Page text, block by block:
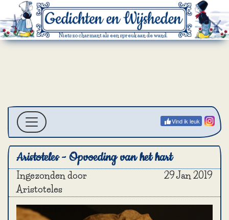
Niets zo charmant als een spreuk aan de wand.
Vind ik leuk
Aristoteles - Opvoeding van het hart
Ingezonden door
Aristoteles
29 Jan 2019